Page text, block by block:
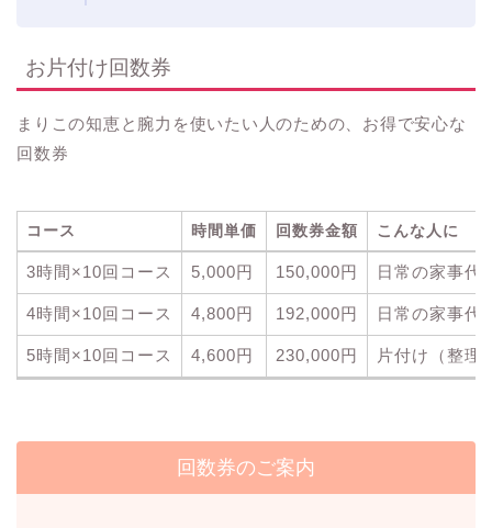
お片付け回数券
まりこの知恵と腕力を使いたい人のための、お得で安心な
回数券
コース 時間単価 回数券金額
こんな人に
コース
時間単価 回数券金額 こんな人に
3時間×10回コース 5,000円 150,000円 日常の家事代
4時間×10回コース 4,800円 192,000円 日常の家事代
5時間×10回コース 4,600円 230,000円 片付け（整理
回数券のご案内